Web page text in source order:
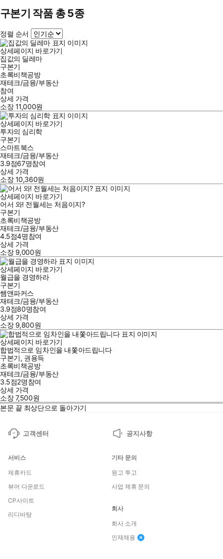
구본기 작품 총 5종
정렬 순서
상세페이지 바로가기
집값의 딜레마
구본기
초록비책공방
재테크/금융/부동산
참여
상세 가격
소장11,000원
상세페이지 바로가기
투자의 심리학
구본기
스마트북스
재테크/금융/부동산
3.9점67명참여
상세 가격
소장10,360원
상세페이지 바로가기
어서 와! 전월세는 처음이지?
구본기
초록비책공방
재테크/금융/부동산
4.5점4명참여
상세 가격
소장 9,000원
상세페이지 바로가기
월급을 경영하라
구본기
쌤앤파커스
재테크/금융/부동산
3.9점80명참여
상세 가격
소장 9,800원
상세페이지 바로가기
합법적으로 임차인을 내쫓아드립니다
구본기, 권용득
초록비책공방
재테크/금융/부동산
3.5점2명참여
상세 가격
소장7,500원
본문 끝 최상단으로 돌아가기
고객센터 공지사항
서비스
제휴카드
뷰어 다운로드
CP사이트
리디바탕
기타 문의
원고 투고
사업 제휴 문의
회사
회사 소개
인재채용